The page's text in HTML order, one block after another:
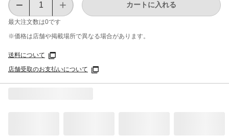
最大注文数は0です
カートに入れる
※価格は​店舗や​掲載場所で​異なる​場合が​あります。
送料について
店舗受取のお支払いについて